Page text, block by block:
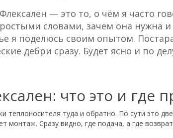
— это то, о чём я часто
словами, зачем она нужна и
я поделюсь своим опытом.
дебри сразу. Будет ясно и по
что это и где
теплоносителя туда и обратно. По сути это
монтаж. Сразу видно, где подача, а где